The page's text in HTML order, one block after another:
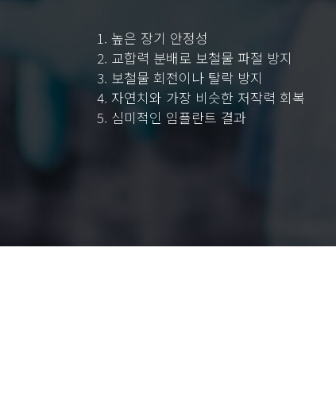
1. 높은 장기 안정성
2. 교합력 분배로 보철물 파절 방지
3. 보철물 회전이나 탈락 방지
4. 자연치와 가장 비슷한 저작력 회복
5. 심미적인 임플란트 결과